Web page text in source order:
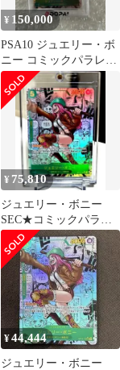
¥ 150,000
PSA10 ジュエリー・ボ
ニー コミックパラレル
スーパーパラレル
¥ 75,810
ジュエリー・ボニー
SEC★コミックパラレ
ル/ OP12-118/ 正規美品
✨️
¥44,444
ジュエリー・ボニー